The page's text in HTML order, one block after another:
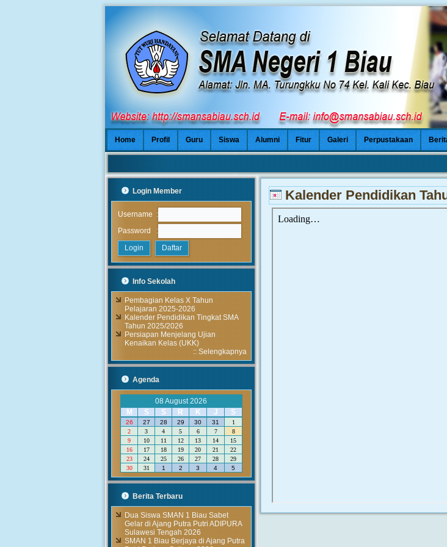
Home Profil Guru Siswa Alumni Fitur Galeri Perpustakaan
Login Member
Username :
Password
:
Info Sekolah
Pembagian Kelas X Tahun
Pelajaran 2025-2026
Kalender Pendidikan Tingkat SMA
Tahun 2025/2026
Persiapan Menjelang Ujian
Kenaikan Kelas (UKK)
:: Selengkapnya
Agenda
08 August 2026
M
S S R K J S
26 27 28 29 30 31
1
2
3 4 5 6 7
8
9
10 11 12 13 14
15
16
17 18 19 20 21
22
23
24 25 26 27 28
29
30
31 1 2 3 4 5
Berita Terbaru
Dua Siswa SMAN 1 Biau Sabet
Gelar di Ajang Putra Putri ADIPURA
Sulawesi Tengah 2026
SMAN 1 Biau Berjaya di Ajang Putra
Kalender Pendidikan